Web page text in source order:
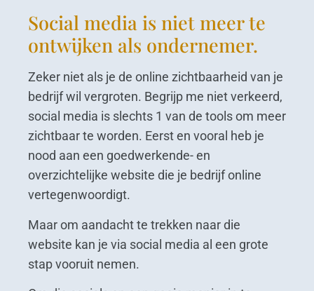
Social media is niet meer te
ontwijken als ondernemer.
Zeker niet als je de online zichtbaarheid van je
bedrijf wil vergroten. Begrijp me niet verkeerd,
social media is slechts 1 van de tools om meer
zichtbaar te worden. Eerst en vooral heb je
nood aan een goedwerkende- en
overzichtelijke website die je bedrijf online
vertegenwoordigt.
Maar om aandacht te trekken naar die
website kan je via social media al een grote
stap vooruit nemen.